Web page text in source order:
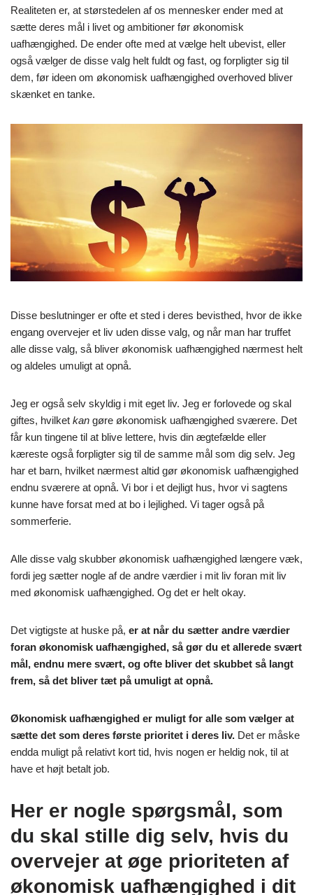
Realiteten er, at størstedelen af os mennesker ender med at
sætte deres mål i livet og ambitioner før økonomisk
uafhængighed. De ender ofte med at vælge helt ubevist, eller
også vælger de disse valg helt fuldt og fast, og forpligter sig til
dem, før ideen om økonomisk uafhængighed overhoved bliver
skænket en tanke.
Disse beslutninger er ofte et sted i deres bevisthed, hvor de ikke
engang overvejer et liv uden disse valg, og når man har truffet
alle disse valg, så bliver økonomisk uafhængighed nærmest helt
og aldeles umuligt at opnå.
Jeg er også selv skyldig i mit eget liv. Jeg er forlovede og skal
giftes, hvilket kan gøre økonomisk uafhængighed sværere. Det
får kun tingene til at blive lettere, hvis din ægtefælde eller
kæreste også forpligter sig til de samme mål som dig selv. Jeg
har et barn, hvilket nærmest altid gør økonomisk uafhængighed
endnu sværere at opnå. Vi bor i et dejligt hus, hvor vi sagtens
kunne have forsat med at bo i lejlighed. Vi tager også på
sommerferie.
Alle disse valg skubber økonomisk uafhængighed længere væk,
fordi jeg sætter nogle af de andre værdier i mit liv foran mit liv
med økonomisk uafhængighed. Og det er helt okay.
Det vigtigste at huske på, er at når du sætter andre værdier
foran økonomisk uafhængighed, så gør du et allerede svært
mål, endnu mere svært, og ofte bliver det skubbet så langt
frem, så det bliver tæt på umuligt at opnå.
Økonomisk uafhængighed er muligt for alle som vælger at
sætte det som deres første prioritet i deres liv. Det er måske
endda muligt på relativt kort tid, hvis nogen er heldig nok, til at
have et højt betalt job.
Her er nogle spørgsmål, som
du skal stille dig selv, hvis du
overvejer at øge prioriteten af
økonomisk uafhængighed i dit